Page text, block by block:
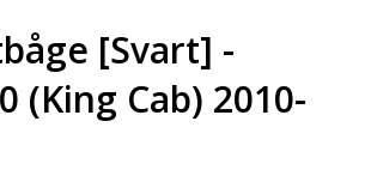
[Svart] -
(King Cab) 2010-